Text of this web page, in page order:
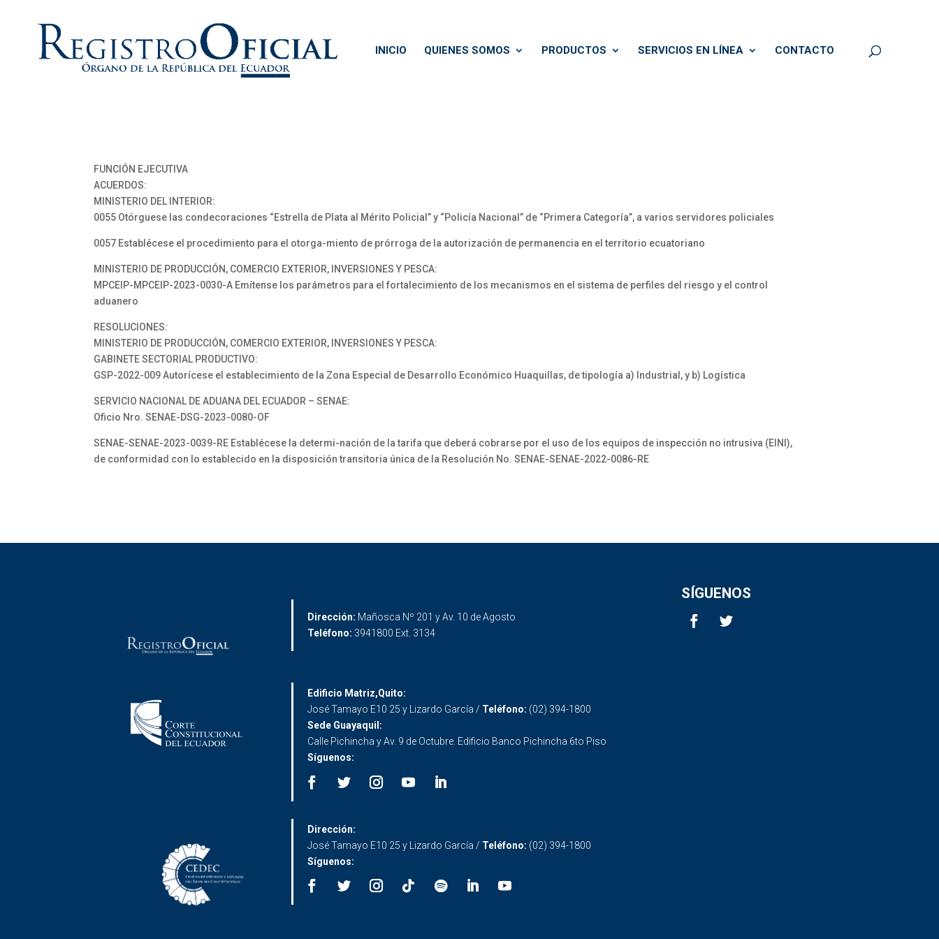
INICIO QUIENES SOMOS PRODUCTOS SERVICIOS EN LÍNEA CONTACTO
FUNCIÓN EJECUTIVA
ACUERDOS:
MINISTERIO DEL INTERIOR:
0055 Otórguese las condecoraciones “Estrella de Plata al Mérito Policial” y “Policía Nacional” de “Primera Categoría”, a varios servidores policiales
0057 Establécese el procedimiento para el otorga-miento de prórroga de la autorización de permanencia en el territorio ecuatoriano
MINISTERIO DE PRODUCCIÓN, COMERCIO EXTERIOR, INVERSIONES Y PESCA:
MPCEIP-MPCEIP-2023-0030-A Emítense los parámetros para el fortalecimiento de los mecanismos en el sistema de perfiles del riesgo y el control
aduanero
RESOLUCIONES:
MINISTERIO DE PRODUCCIÓN, COMERCIO EXTERIOR, INVERSIONES Y PESCA:
GABINETE SECTORIAL PRODUCTIVO:
GSP-2022-009 Autorícese el establecimiento de la Zona Especial de Desarrollo Económico Huaquillas, de tipología a) Industrial, y b) Logística
SERVICIO NACIONAL DE ADUANA DEL ECUADOR – SENAE:
Oficio Nro. SENAE-DSG-2023-0080-OF
SENAE-SENAE-2023-0039-RE Establécese la determi-nación de la tarifa que deberá cobrarse por el uso de los equipos de inspección no intrusiva (EINI),
de conformidad con lo establecido en la disposición transitoria única de la Resolución No. SENAE-SENAE-2022-0086-RE
Dirección: Mañosca Nº 201 y Av. 10 de Agosto
Teléfono: 3941800 Ext. 3134
SÍGUENOS
Edificio Matriz,Quito:
José Tamayo E10 25 y Lizardo García / Teléfono: (02) 394-1800
Sede Guayaquil:
Calle Pichincha y Av. 9 de Octubre. Edificio Banco Pichincha 6to Piso
Síguenos:
Dirección:
José Tamayo E10 25 y Lizardo García / Teléfono: (02) 394-1800
Síguenos: